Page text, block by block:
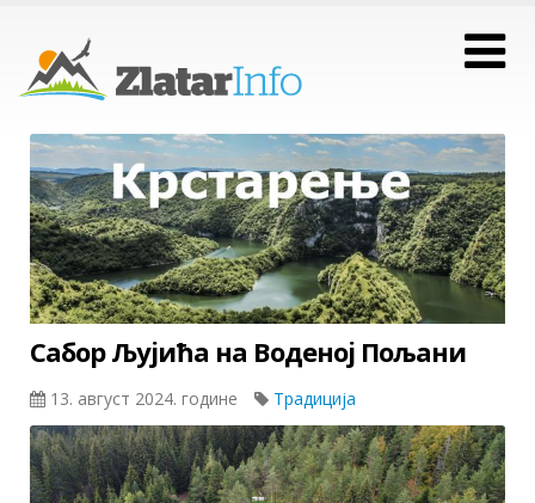
Сабор Љујића на Воденој Пољани
13. август 2024. године Традиција